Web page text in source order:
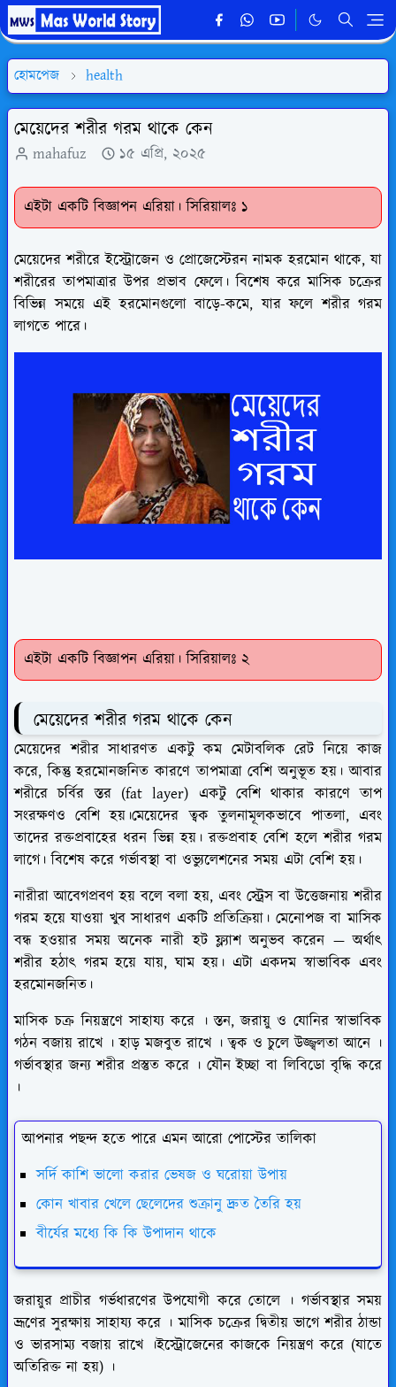
হোমপেজ health
মেয়েদের শরীর গরম থাকে কেন
mahafuz ১৫ এপ্রি, ২০২৫
এইটা একটি বিজ্ঞাপন এরিয়া। সিরিয়ালঃ ১
মেয়েদের শরীরে ইস্ট্রোজেন ও প্রোজেস্টেরন নামক হরমোন থাকে, যা
শরীরের তাপমাত্রার উপর প্রভাব ফেলে। বিশেষ করে মাসিক চক্রের
বিভিন্ন সময়ে এই হরমোনগুলো বাড়ে-কমে, যার ফলে শরীর গরম
লাগতে পারে।
এইটা একটি বিজ্ঞাপন এরিয়া। সিরিয়ালঃ ২
মেয়েদের শরীর গরম থাকে কেন
মেয়েদের শরীর সাধারণত একটু কম মেটাবলিক রেট নিয়ে কাজ
করে, কিন্তু হরমোনজনিত কারণে তাপমাত্রা বেশি অনুভূত হয়। আবার
শরীরে চর্বির স্তর (fat layer) একটু বেশি থাকার কারণে তাপ
সংরক্ষণও বেশি হয়।মেয়েদের ত্বক তুলনামূলকভাবে পাতলা, এবং
তাদের রক্তপ্রবাহের ধরন ভিন্ন হয়। রক্তপ্রবাহ বেশি হলে শরীর গরম
লাগে। বিশেষ করে গর্ভাবস্থা বা ওভ্যুলেশনের সময় এটা বেশি হয়।
নারীরা আবেগপ্রবণ হয় বলে বলা হয়, এবং স্ট্রেস বা উত্তেজনায় শরীর
গরম হয়ে যাওয়া খুব সাধারণ একটি প্রতিক্রিয়া। মেনোপজ বা মাসিক
বন্ধ হওয়ার সময় অনেক নারী হট ফ্ল্যাশ অনুভব করেন — অর্থাৎ
শরীর হঠাৎ গরম হয়ে যায়, ঘাম হয়। এটা একদম স্বাভাবিক এবং
হরমোনজনিত।
মাসিক চক্র নিয়ন্ত্রণে সাহায্য করে । স্তন, জরায়ু ও যোনির স্বাভাবিক
গঠন বজায় রাখে । হাড় মজবুত রাখে । ত্বক ও চুলে উজ্জ্বলতা আনে ।
গর্ভাবস্থার জন্য শরীর প্রস্তুত করে । যৌন ইচ্ছা বা লিবিডো বৃদ্ধি করে
।
আপনার পছন্দ হতে পারে এমন আরো পোস্টের তালিকা
সর্দি কাশি ভালো করার ভেষজ ও ঘরোয়া উপায়
কোন খাবার খেলে ছেলেদের শুক্রানু দ্রুত তৈরি হয়
বীর্যের মধ্যে কি কি উপাদান থাকে
জরায়ুর প্রাচীর গর্ভধারণের উপযোগী করে তোলে । গর্ভাবস্থার সময়
ভ্রূণের সুরক্ষায় সাহায্য করে । মাসিক চক্রের দ্বিতীয় ভাগে শরীর ঠান্ডা
ও ভারসাম্য বজায় রাখে ।ইস্ট্রোজেনের কাজকে নিয়ন্ত্রণ করে (যাতে
অতিরিক্ত না হয়) ।